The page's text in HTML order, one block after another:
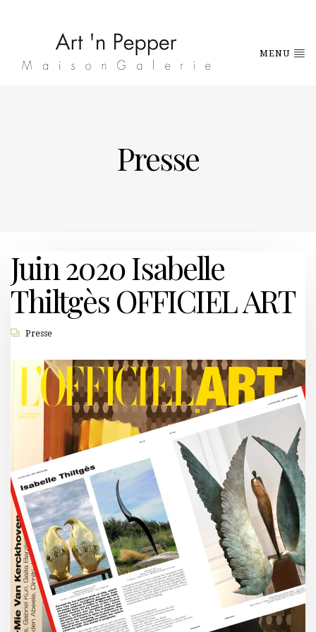
MENU
Presse
Juin 2020 Isabelle
Thiltgès OFFICIEL ART
Presse